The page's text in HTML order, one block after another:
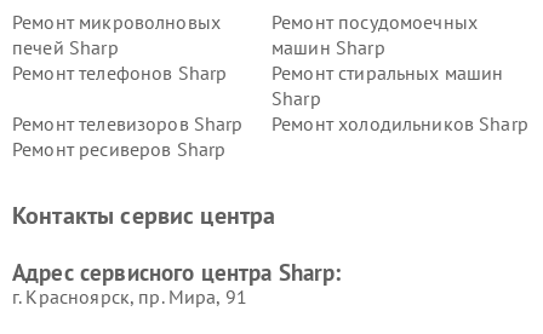
Ремонт микроволновых
печей Sharp
Ремонт посудомоечных
машин Sharp
Ремонт телефонов Sharp
Ремонт стиральных машин
Sharp
Ремонт телевизоров Sharp
Ремонт холодильников Sharp
Ремонт ресиверов Sharp
Контакты сервис центра
Адрес сервисного центра Sharp:
г. Красноярск, ​пр. Мира, 91